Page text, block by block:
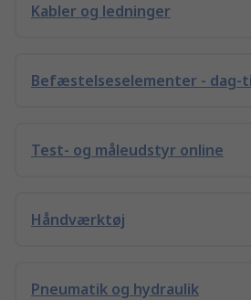
Kabler og ledninger
Befæstelseselementer - dag-
Test- og måleudstyr online
Håndværktøj
Pneumatik og hydraulik